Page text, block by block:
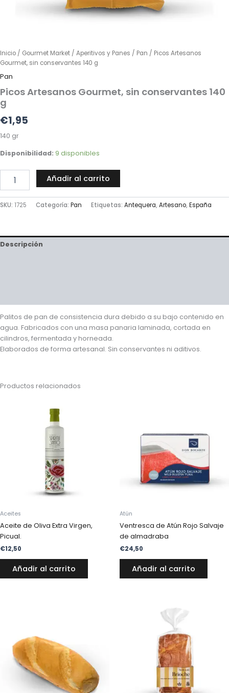
Inicio / Gourmet Market / Aperitivos y Panes / Pan / Picos Artesanos
Gourmet, sin conservantes 140 g
Pan
Picos Artesanos Gourmet, sin conservantes 140
g
€1,95
140 gr
Disponibilidad: 9 disponibles
Añadir al carrito
SKU: 1725 Categoría: Pan Etiquetas: Antequera, Artesano, España
Descripción
Palitos de pan de consistencia dura debido a su bajo contenido en
agua. Fabricados con una masa panaria laminada, cortada en
cilindros, fermentada y horneada.
Elaborados de forma artesanal. Sin conservantes ni aditivos.
Productos relacionados
Aceites
Aceite de Oliva Extra Virgen,
Picual.
€12,50
Añadir al carrito
Atún
Ventresca de Atún Rojo Salvaje
de almadraba
€24,50
Añadir al carrito